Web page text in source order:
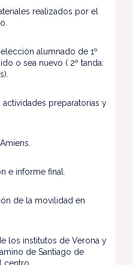
realizados por el
alumnado de 1º
o sea nuevo ( 2º tanda:
preparatorias y
e informe final.
de la movilidad en
los institutos de Verona y
de Santiago de
centro.